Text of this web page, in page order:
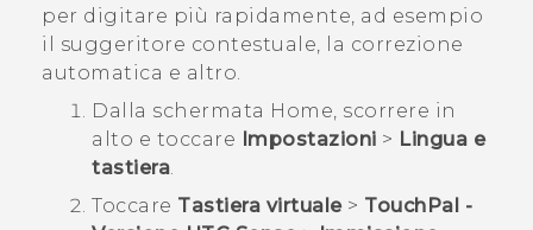
per digitare più rapidamente, ad esempio
il suggeritore contestuale, la correzione
automatica e altro.
Dalla schermata Home , scorrere in
alto e toccare Impostazioni > Lingua e
tastiera
Toccare Tastiera virtuale> TouchPal -